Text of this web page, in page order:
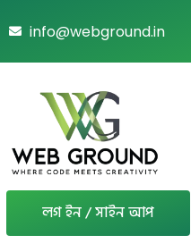
info@webground.in
লগ ইন / সাইন আপ